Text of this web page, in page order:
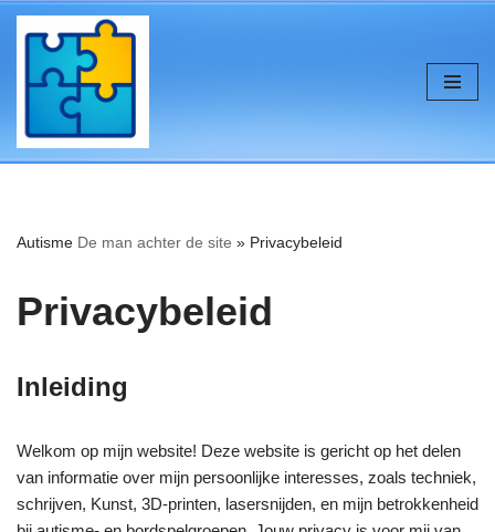
de
inhoud
naar
inhoud
Autisme De man achter de site » Privacybeleid
Privacybeleid
Inleiding
Welkom op mijn website! Deze website is gericht op het delen
van informatie over mijn persoonlijke interesses, zoals techniek,
schrijven, Kunst, 3D-printen, lasersnijden, en mijn betrokkenheid